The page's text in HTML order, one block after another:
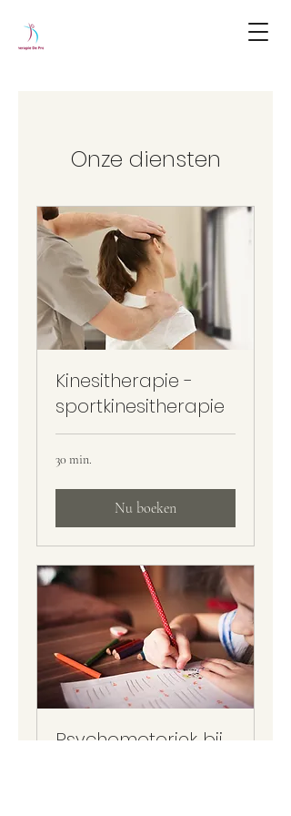
Onze diensten
Kinesitherapie -
sportkinesitherapie
30 min.
Nu boeken
Psychomotoriek bij